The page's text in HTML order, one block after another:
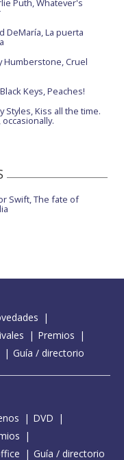
Puth, Whatever's
DeMaría, La puerta
Humberstone, Cruel
Keys, Peaches!
Styles, Kiss all the time.
occasionally.
Swift, The fate of
Premios
Guía / directorio
DVD
Guía / directorio